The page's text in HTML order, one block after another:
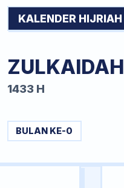
KALENDER HIJRIAH
ZULKAIDAH
1433 H
BULAN KE-0